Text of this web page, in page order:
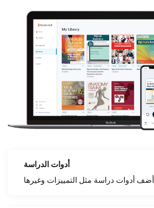
أدوات الدراسة
أضف أدوات دراسة مثل التمييزات وغيرها